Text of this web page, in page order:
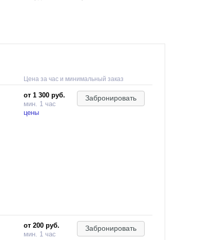
Цена за час и минимальный заказ
от 1 300 руб.
мин. 1 час
цены
Забронировать
от 200 руб.
мин. 1 час
Забронировать